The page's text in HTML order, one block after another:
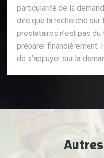
particularité de la
dire que la recherche
prestataires n’est pas
préparer financièrement.
de s’appuyer sur la